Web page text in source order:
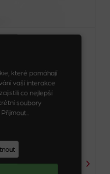
které pomáhají
vaší interakce
co nejlepší
soubory